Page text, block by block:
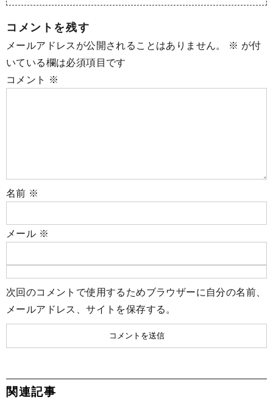
コメントを残す
メールアドレスが公開されることはありません。 ※ が付
いている欄は必須項目です
コメント ※
名前 ※
メール ※
次回のコメントで使用するためブラウザーに自分の名前、
メールアドレス、サイトを保存する。
関連記事